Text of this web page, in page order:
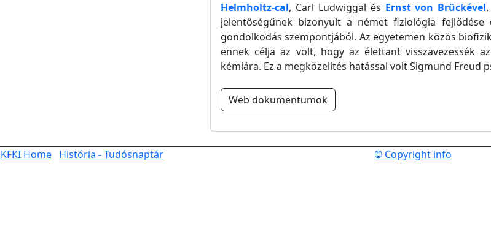
Helmholtz-cal, Carl Ludwiggal és Ernst von Brückével
jelentőségűnek bizonyult a német fiziológia fejlődése
gondolkodás szempontjából. Az egyetemen közös
ennek célja az volt, hogy az élettant visszavezessék
kémiára. Ez a megközelítés hatással volt Sigmund Freud
Web dokumentumok
KFKI Home História - Tudósnaptár © Copyright info